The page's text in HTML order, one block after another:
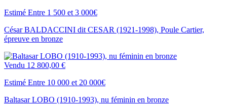
Estimé Entre 1 500 et 3 000€
César BALDACCINI dit CESAR (1921-1998), Poule Cartier,
épreuve en bronze
Vendu 12 800,00 €
Estimé Entre 10 000 et 20 000€
Baltasar LOBO (1910-1993), nu féminin en bronze